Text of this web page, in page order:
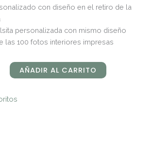
con diseño en el retiro de la
personalizada con mismo diseño
las 100 fotos interiores impresas
AÑADIR AL CARRITO